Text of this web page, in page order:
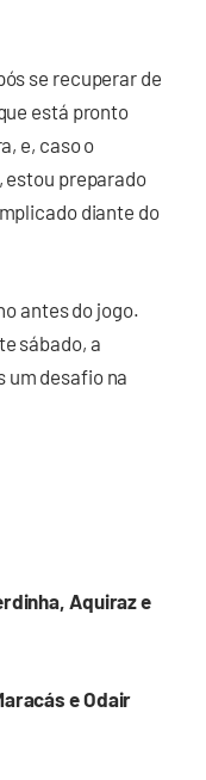
se recuperar de
está pronto
e, caso o
estou preparado
diante do
antes do jogo.
sábado, a
um desafio na
Aquiraz e
e Odair